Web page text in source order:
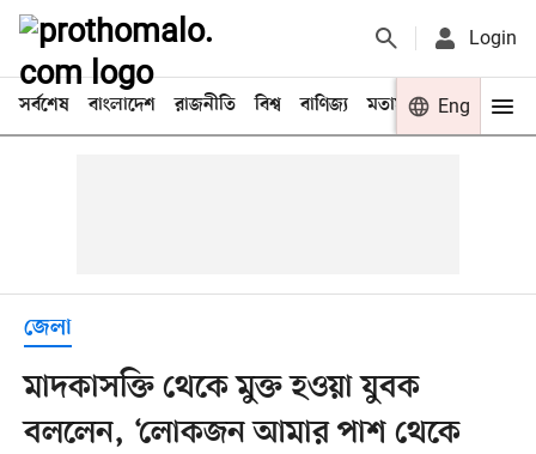
Login
সর্বশেষ বাংলাদেশ রাজনীতি বিশ্ব বাণিজ্য মতামত খেলা
Eng
জেলা
মাদকাসক্তি থেকে মুক্ত হওয়া যুবক
বললেন, ‘লোকজন আমার পাশ থেকে